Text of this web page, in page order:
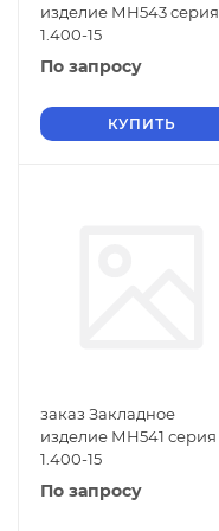
изделие МН543 серия
1.400-15
По запросу
КУПИТЬ
заказ Закладное
изделие МН541 серия
1.400-15
По запросу